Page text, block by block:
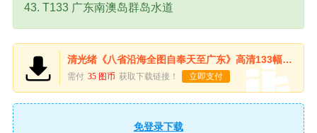
43. T133 广东南澳岛群岛水道
清光绪《八省沿海全图自奉天至广东》高清133幅下载
需付 35 图币 获取下载链接！ 立即支付
免登录下载